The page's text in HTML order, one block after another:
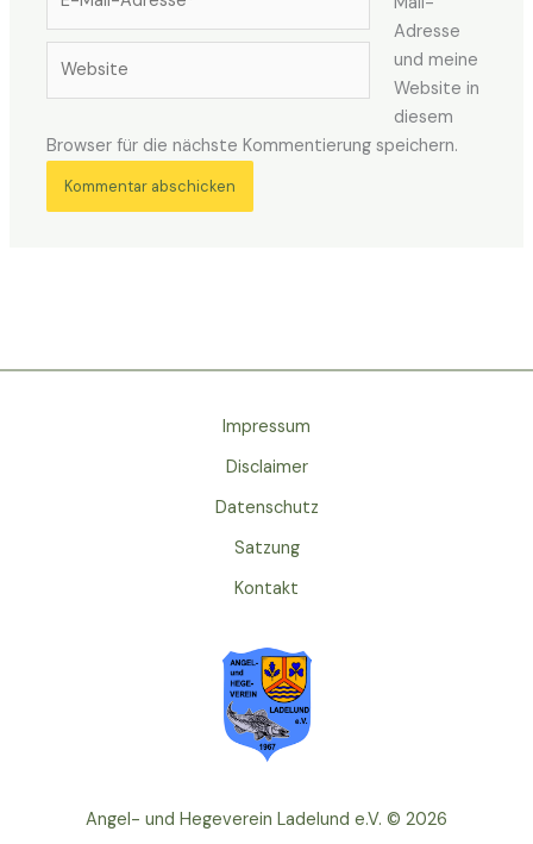
Adresse*
Adresse
und meine
Website in
diesem
Browser für die nächste Kommentierung speichern.
Impressum
Disclaimer
Datenschutz
Satzung
Kontakt
Angel- und Hegeverein Ladelund e.V. © 2026